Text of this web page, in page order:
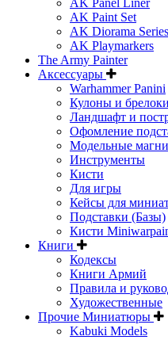
AK Panel Liner
AK Paint Set
AK Diorama Series
AK Playmarkers
The Army Painter
Аксессуары
Warhammer Panini
Кулоны и брелоки
Ландшафт и
Офомление
Модельные
Инструменты
Кисти
Для игры
Кейсы для
Подставки (Базы)
Кисти
Книги
Кодексы
Книги Армий
Правила и
Художественные
Прочие Миниатюры
Kabuki Models